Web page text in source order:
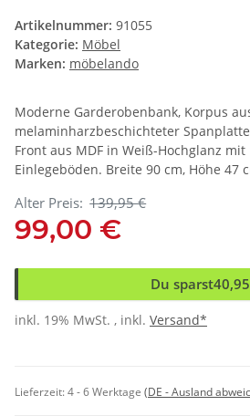
Artikelnummer: 91055
Kategorie: Möbel
Marken: möbelando
Moderne Garderobenbank, Korpus
melaminharzbeschichteter
Front aus MDF in Weiß-Hochglanz
Einlegeböden. Breite 90 cm, Höhe 47
Alter Preis: 139,95 €
99,00 €
Du sparst
inkl. 19% MwSt. , inkl. Versand*
Lieferzeit:4 - 6 Werktage (DE - Ausland